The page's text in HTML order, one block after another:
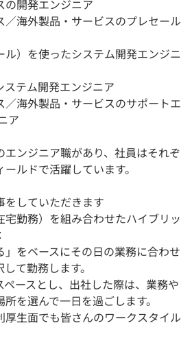
の開発エンジニア
／海外製品・サービスのプレセール
ル）を使ったシステム開発エンジニ
ステム開発エンジニア
／海外製品・サービスのサポートエ
ア
エンジニア職があり、社員はそれぞ
ルドで活躍しています。
していただきます
宅勤務）を組み合わせたハイブリッ
」をベースにその日の業務に合わせ
て勤務します。
ースとし、出社した際は、業務や
を選んで一日を過ごします。
厚生面でも皆さんのワークスタイル